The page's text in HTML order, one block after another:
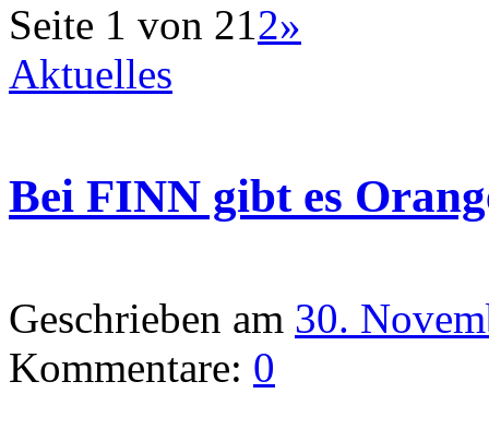
Seite 1 von 212»
Aktuelles
Bei FINN gibt es
Geschrieben am 30.
Kommentare: 0